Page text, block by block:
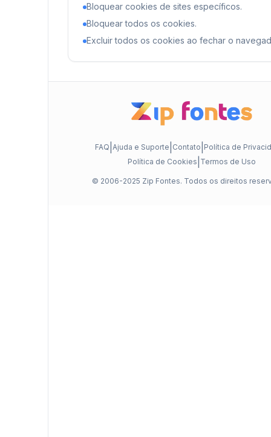
Bloquear cookies de sites específicos.
Bloquear todos os cookies.
Excluir todos os cookies ao fechar o
FAQ Ajuda e Suporte Contato Política de
Política de Cookies Termos de Uso
© 2006-2025 Zip Fontes. Todos os direitos